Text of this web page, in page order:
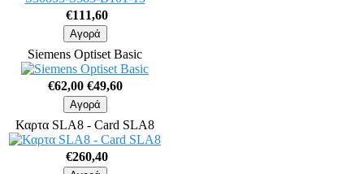
€111,60
Siemens Optiset Basic
€62,00 €49,60
Καρτα SLA8 - Card SLA8
€260,40